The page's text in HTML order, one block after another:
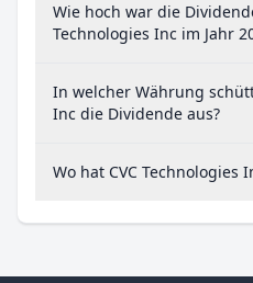
Wie hoch war die
Technologies Inc im Jahr
In welcher Währung
Inc die Dividende aus?
Wo hat CVC Technologies